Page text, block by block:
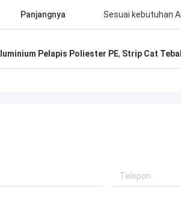
profesional.
Panjangnya Sesuai kebutuhan
Pelapis Poliester PE, Strip Cat